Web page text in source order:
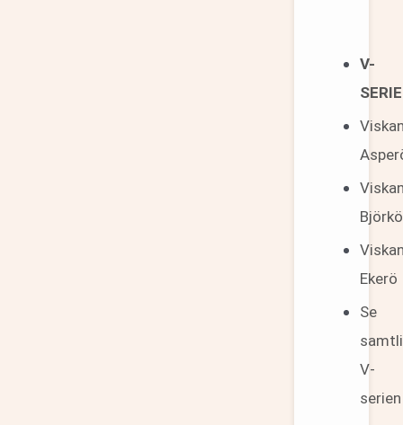
V-
Björkö
Ekerö
Se
V-
serien